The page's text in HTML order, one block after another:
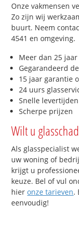
Onze vakmensen
Zo zijn wij
buurt. Neem
4541 en omgeving.
Meer dan 25
Gegarandeerd
15 jaar garantie
24 uurs
Snelle levertijden
Scherpe prijzen
Wilt u
Als glasspecialist
uw woning of
krijgt u
keuze. Bel of vul
hieronze tarieven.
eenvoudig!